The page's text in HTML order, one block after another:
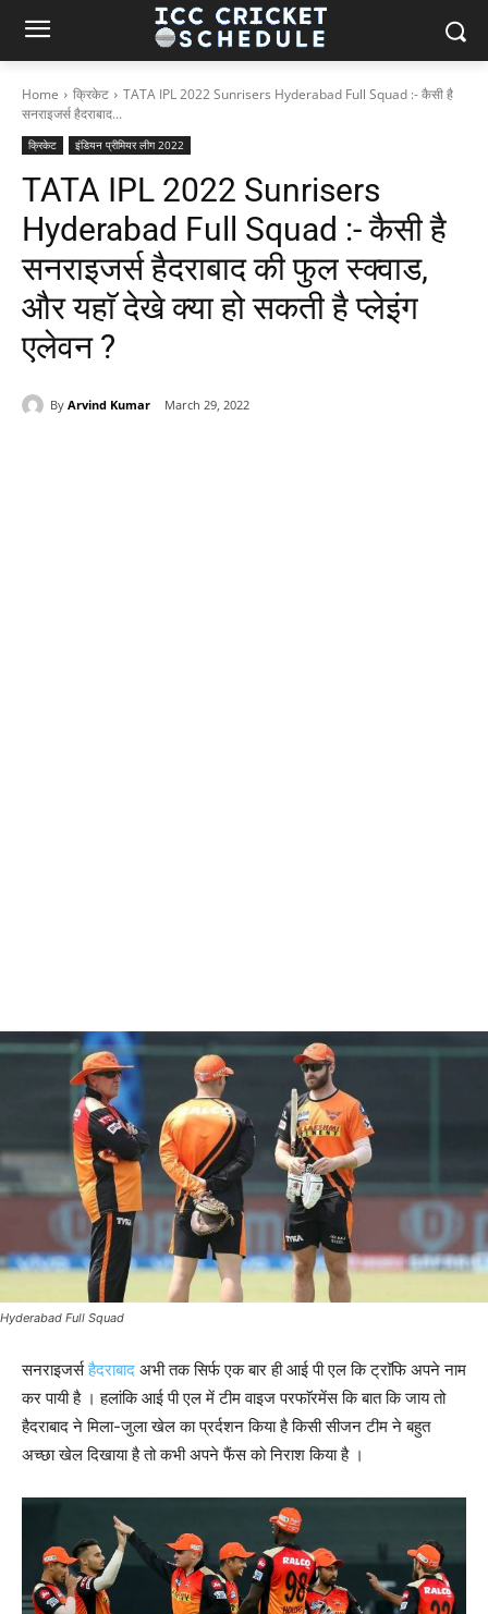
Home क्रिकेट
TATA IPL 2022 Sunrisers Hyderabad Full Squad :- कैसी है
सनराइजर्स हैदराबाद...
क्रिकेट इंडियन प्रीमियर लीग 2022
TATA IPL 2022 Sunrisers
Hyderabad Full Squad :- कैसी है
सनराइजर्स हैदराबाद की फुल स्क्वाड,
और यहाॅ देखे क्या हो सकती है प्लेइंग
एलेवन ?
By Arvind Kumar March 29, 2022
Hyderabad Full Squad
सनराइजर्सहैदराबाद अभी तक सिर्फ एक बार ही आई पी एल कि ट्राॅफि अपने नाम
कर पायी है । हलांकि आई पी एल में टीम वाइज परफाॅरमेंस कि बात कि जाय तो
हैदराबाद ने मिला-जुला खेल का प्रर्दशन किया है किसी सीजन टीम ने बहुत
अच्छा खेल दिखाया है तो कभी अपने फैंस को निराश किया है ।